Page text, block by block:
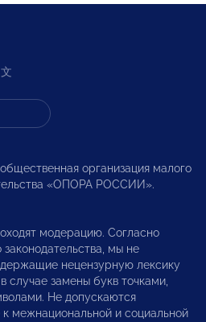
организация малого
«ОПОРА РОССИИ».
модерацию. Согласно
мы не
нецензурную лексику
случае замены букв точками,
Не допускаются
межнациональной и социальной